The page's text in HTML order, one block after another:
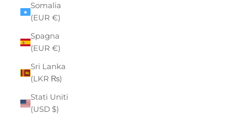
Somalia
(EUR €)
Spagna
(EUR €)
Sri Lanka
(LKR ₨)
Stati Uniti
(USD $)